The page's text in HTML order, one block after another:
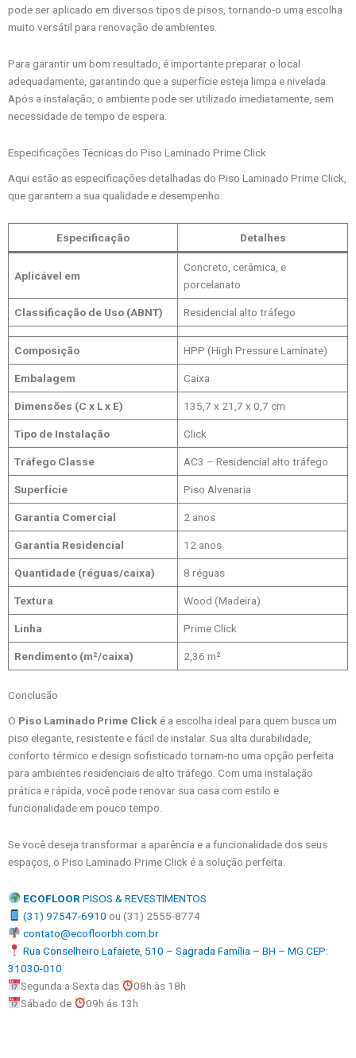
pode ser aplicado em diversos tipos de pisos, tornando-o uma escolha
muito versátil para renovação de ambientes.
Para garantir um bom resultado, é importante preparar o local
adequadamente, garantindo que a superfície esteja limpa e nivelada.
Após a instalação, o ambiente pode ser utilizado imediatamente, sem
necessidade de tempo de espera.
Especificações Técnicas do Piso Laminado Prime Click
Aqui estão as especificações detalhadas do Piso Laminado Prime Click,
que garantem a sua qualidade e desempenho:
Especificação Detalhes
Aplicável em
Concreto, cerâmica, e
porcelanato
Classificação de Uso (ABNT) Residencial alto tráfego
Composição HPP (High Pressure Laminate)
Embalagem Caixa
Dimensões (C x L x E) 135,7 x 21,7 x 0,7 cm
Tipo de Instalação Click
Tráfego Classe AC3 – Residencial alto tráfego
Superfície Piso Alvenaria
Garantia Comercial 2 anos
Garantia Residencial 12 anos
Quantidade (réguas/caixa) 8 réguas
Textura Wood (Madeira)
Linha Prime Click
Rendimento (m²/caixa) 2,36 m²
Conclusão
O Piso Laminado Prime Click é a escolha ideal para quem busca um
piso elegante, resistente e fácil de instalar. Sua alta durabilidade,
conforto térmico e design sofisticado tornam-no uma opção perfeita
para ambientes residenciais de alto tráfego. Com uma instalação
prática e rápida, você pode renovar sua casa com estilo e
funcionalidade em pouco tempo.
Se você deseja transformar a aparência e a funcionalidade dos seus
espaços, o Piso Laminado Prime Click é a solução perfeita.
ECOFLOOR PISOS & REVESTIMENTOS
(31) 97547-6910 ou (31) 2555-8774
contato@ecofloorbh.com.br
Rua Conselheiro Lafaiete, 510 – Sagrada Família – BH – MG CEP:
31030-010
Segunda a Sexta das
08h às 18h
Sábado de
09h ás 13h